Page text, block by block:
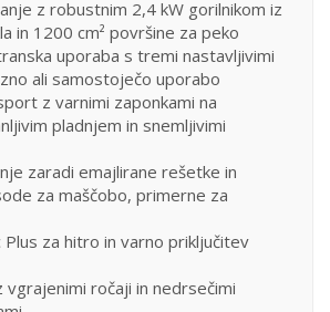
z robustnim 2,4 kW gorilnikom iz
in 1200 cm² površine za peko
uporaba s tremi nastavljivimi
ali samostoječo uporabo
z varnimi zaponkami na
pladnjem in snemljivimi
zaradi emajlirane rešetke in
za maščobo, primerne za
Plus za hitro in varno priključitev
vgrajenimi ročaji in nedrsečimi